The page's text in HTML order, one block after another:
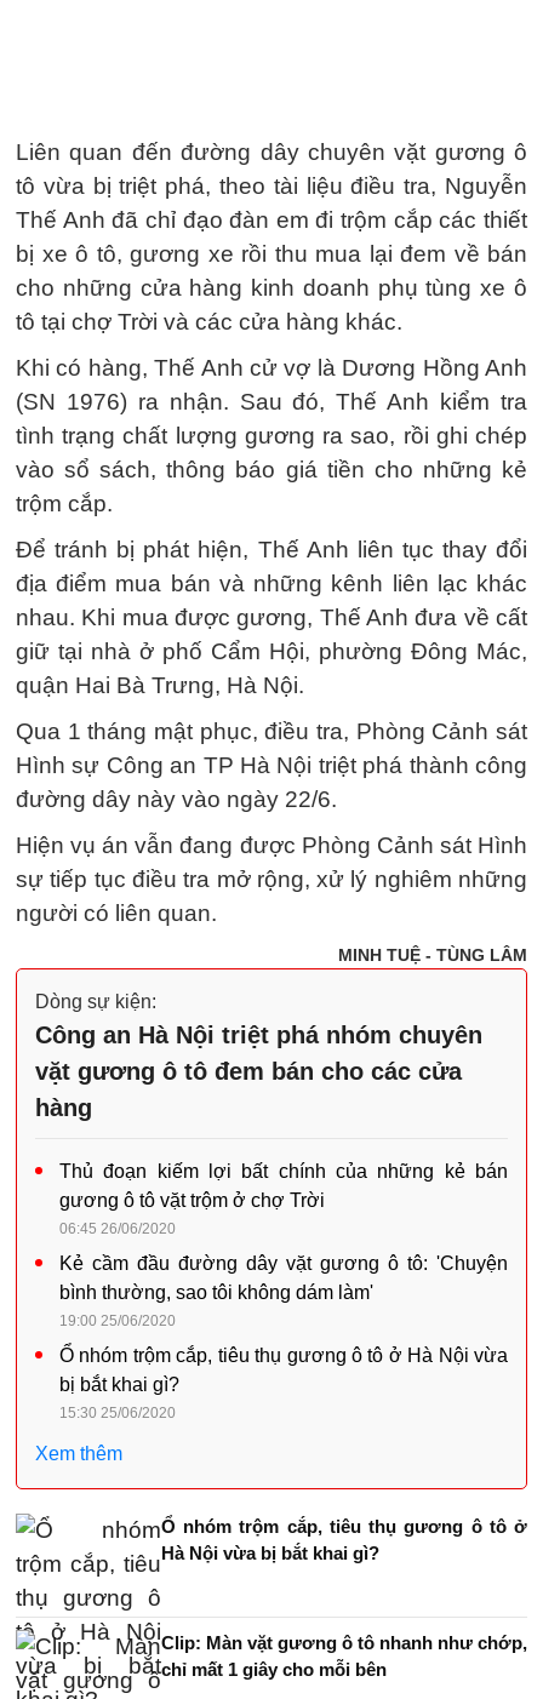
Liên quan đến đường dây chuyên vặt gương ô
tô vừa bị triệt phá, theo tài liệu điều tra, Nguyễn
Thế Anh đã chỉ đạo đàn em đi trộm cắp các thiết
bị xe ô tô, gương xe rồi thu mua lại đem về bán
cho những cửa hàng kinh doanh phụ tùng xe ô
tô tại chợ Trời và các cửa hàng khác.
Khi có hàng, Thế Anh cử vợ là Dương Hồng Anh
(SN 1976) ra nhận. Sau đó, Thế Anh kiểm tra
tình trạng chất lượng gương ra sao, rồi ghi chép
vào sổ sách, thông báo giá tiền cho những kẻ
trộm cắp.
Để tránh bị phát hiện, Thế Anh liên tục thay đổi
địa điểm mua bán và những kênh liên lạc khác
nhau. Khi mua được gương, Thế Anh đưa về cất
giữ tại nhà ở phố Cẩm Hội, phường Đông Mác,
quận Hai Bà Trưng, Hà Nội.
Qua 1 tháng mật phục, điều tra, Phòng Cảnh sát
Hình sự Công an TP Hà Nội triệt phá thành công
đường dây này vào ngày 22/6.
Hiện vụ án vẫn đang được Phòng Cảnh sát Hình
sự tiếp tục điều tra mở rộng, xử lý nghiêm những
người có liên quan.
MINH TUỆ - TÙNG LÂM
Dòng sự kiện:
Công an Hà Nội triệt phá nhóm chuyên
vặt gương ô tô đem bán cho các cửa
hàng
Thủ đoạn kiếm lợi bất chính của những kẻ bán
gương ô tô vặt trộm ở chợ Trời
06:45 26/06/2020
Kẻ cầm đầu đường dây vặt gương ô tô: 'Chuyện
bình thường, sao tôi không dám làm'
19:00 25/06/2020
Ổ nhóm trộm cắp, tiêu thụ gương ô tô ở Hà Nội vừa
bị bắt khai gì?
15:30 25/06/2020
Xem thêm
Ổ nhóm trộm cắp, tiêu thụ gương ô tô ở
Hà Nội vừa bị bắt khai gì?
Clip: Màn vặt gương ô tô nhanh như chớp,
chỉ mất 1 giây cho mỗi bên